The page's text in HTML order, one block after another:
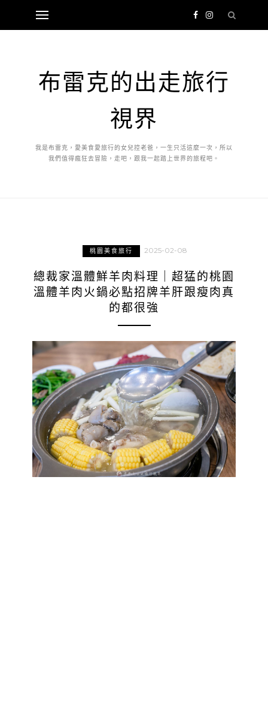
布雷克的出走旅行
視界
我是布雷克，愛美食愛旅行的女兒控老爸，一生只活這麼一次，所以
我們值得瘋狂去冒險，走吧，跟我一起踏上世界的旅程吧。
桃園美食旅行 2025-02-08
總裁家溫體鮮羊肉料理｜超猛的桃園
溫體羊肉火鍋必點招牌羊肝跟瘦肉真
的都很強